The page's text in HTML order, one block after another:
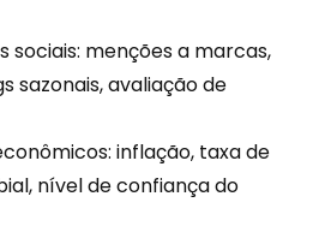
sociais: menções a marcas,
sazonais, avaliação de
inflação, taxa de
nível de confiança do